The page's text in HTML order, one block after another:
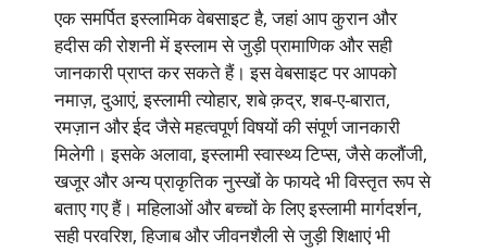
एक समर्पित इस्लामिक वेबसाइट है, जहां आप कुरान और
हदीस की रोशनी में इस्लाम से जुड़ी प्रामाणिक और सही
जानकारी प्राप्त कर सकते हैं। इस वेबसाइट पर आपको
नमाज़, दुआएं, इस्लामी त्योहार, शबे क़द्र, शब-ए-बारात,
रमज़ान और ईद जैसे महत्वपूर्ण विषयों की संपूर्ण जानकारी
मिलेगी। इसके अलावा, इस्लामी स्वास्थ्य टिप्स, जैसे कलौंजी,
खजूर और अन्य प्राकृतिक नुस्खों के फायदे भी विस्तृत रूप से
बताए गए हैं। महिलाओं और बच्चों के लिए इस्लामी मार्गदर्शन,
सही परवरिश, हिजाब और जीवनशैली से जुड़ी शिक्षाएं भी